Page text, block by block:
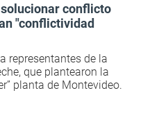
conflicto
"conflictividad
representantes de la
que plantearon la
planta de Montevideo.